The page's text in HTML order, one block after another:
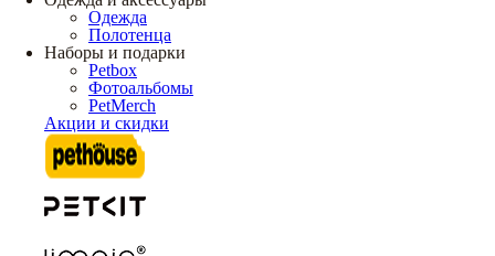
Одежда
Полотенца
Наборы и подарки
Petbox
Фотоальбомы
PetMerch
Акции и скидки